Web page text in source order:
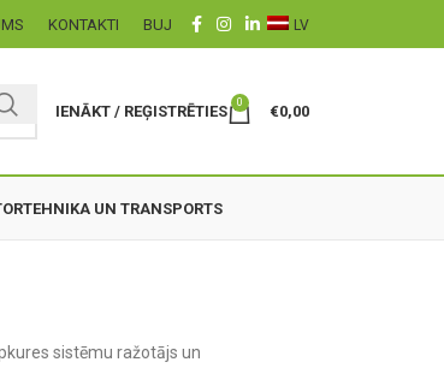
KONTAKTI BUJ LV
IENĀKT / REĢISTRĒTIES
0
€0,00
UN TRANSPORTS
sistēmu ražotājs un